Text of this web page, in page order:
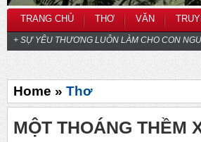
TRANG CHỦ THƠ VĂN
+ SỰ YÊU THƯƠNG LUÔN LÀM CHO CON
Home » Thơ
MỘT THOÁNG